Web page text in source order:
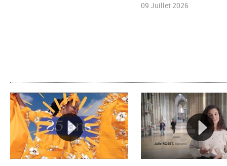
09 Juillet 2026